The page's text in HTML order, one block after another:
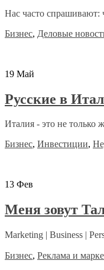
Нас часто спрашивают:
Бизнес, Деловые
19 Май
Русские в
Италия - это не только
Бизнес, Инвестиции,
13 Фев
Меня зовут
Marketing | Business |
Бизнес, Реклама и